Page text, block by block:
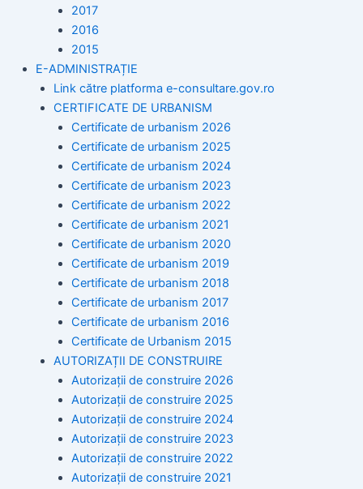
2017
2016
2015
E-ADMINISTRAȚIE
Link către platforma e-consultare.gov.ro
CERTIFICATE DE URBANISM
Certificate de urbanism 2026
Certificate de urbanism 2025
Certificate de urbanism 2024
Certificate de urbanism 2023
Certificate de urbanism 2022
Certificate de urbanism 2021
Certificate de urbanism 2020
Certificate de urbanism 2019
Certificate de urbanism 2018
Certificate de urbanism 2017
Certificate de urbanism 2016
Certificate de Urbanism 2015
AUTORIZAȚII DE CONSTRUIRE
Autorizații de construire 2026
Autorizații de construire 2025
Autorizații de construire 2024
Autorizații de construire 2023
Autorizații de construire 2022
Autorizații de construire 2021